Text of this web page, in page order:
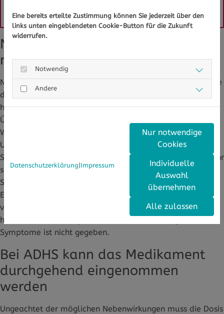
Nebenwirkungen der Behandlung
mit Methylphenidat
Neben der erwünschten Wirkung kann Methylphenidat, wie
die meisten anderen Medikamente auch, Nebenwirkungen
haben. Sehr häufige Nebenwirkungen sind Schlaflosigkeit,
Übelkeit, Kopfschmerzen und verminderter Appetit.
Weitere, seltenere Nebenwirkungen können Nervosität,
Unruhe, Reizbarkeit, Gewichtsverlust, Verstopfung,
Schwindel, Verwirrung, übermäßiges Schwitzen oder - sehr
selten - Halluzinationen oder Manien sein. In neueren
Studien wurde herausgefunden, dass die langfristige
Einnahme entgegen einstigen Annahmen nicht zu einem
verlangsamten Wachstum bei Kindern führt. Auch ein
höheres Risiko für psychiatrische oder neurologische
Symptome ist nicht gegeben.
Bei ADHS kann das Medikament
durchgehend eingenommen
werden
Ungeachtet der möglichen Nebenwirkungen muss die Dosis
Eine bereits erteilte Zustimmung können Sie jederzeit über den
links unten eingeblendeten Cookie-Button für die Zukunft
widerrufen.
Notwendig
Andere
Datenschutzerklärung Impressum
Nur notwendige
Cookies
Individuelle
Auswahl
übernehmen
Alle zulassen